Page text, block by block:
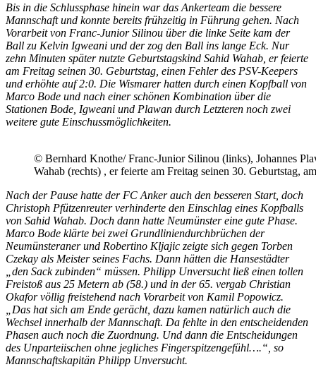
Bis in die Schlussphase hinein war das Ankerteam die bessere
Mannschaft und konnte bereits frühzeitig in Führung gehen. Nach
Vorarbeit von Franc-Junior Silinou über die linke Seite kam der
Ball zu Kelvin Igweani und der zog den Ball ins lange Eck. Nur
zehn Minuten später nutzte Geburtstagskind Sahid Wahab, er feierte
am Freitag seinen 30. Geburtstag, einen Fehler des PSV-Keepers
und erhöhte auf 2:0. Die Wismarer hatten durch einen Kopfball von
Marco Bode und nach einer schönen Kombination über die
Stationen Bode, Igweani und Plawan durch Letzteren noch zwei
weitere gute Einschussmöglichkeiten.
© Bernhard Knothe/ Franc-Junior Silinou (links), Johannes
Wahab (rechts) , er feierte am Freitag seinen 30. Geburtstag,
Nach der Pause hatte der FC Anker auch den besseren Start, doch
Christoph Pfützenreuter verhinderte den Einschlag eines Kopfballs
von Sahid Wahab. Doch dann hatte Neumünster eine gute Phase.
Marco Bode klärte bei zwei Grundliniendurchbrüchen der
Neumünsteraner und Robertino Kljajic zeigte sich gegen Torben
Czekay als Meister seines Fachs. Dann hätten die Hansestädter
„den Sack zubinden“ müssen. Philipp Unversucht ließ einen tollen
Freistoß aus 25 Metern ab (58.) und in der 65. vergab Christian
Okafor völlig freistehend nach Vorarbeit von Kamil Popowicz.
„Das hat sich am Ende gerächt, dazu kamen natürlich auch die
Wechsel innerhalb der Mannschaft. Da fehlte in den entscheidenden
Phasen auch noch die Zuordnung. Und dann die Entscheidungen
des Unparteiischen ohne jegliches Fingerspitzengefühl….“, so
Mannschaftskapitän Philipp Unversucht.